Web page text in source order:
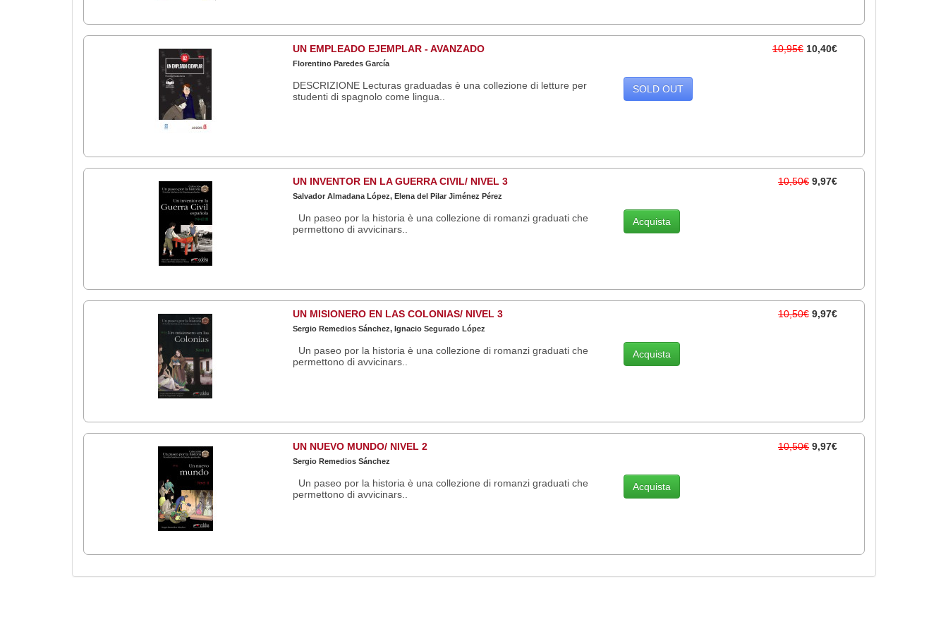
UN EMPLEADO EJEMPLAR - AVANZADO
Florentino Paredes García
DESCRIZIONE Lecturas graduadas è una collezione di letture per
studenti di spagnolo come lingua..
10,95€ 10,40€
SOLD OUT
UN INVENTOR EN LA GUERRA CIVIL/ NIVEL 3
Salvador Almadana López, Elena del Pilar Jiménez Pérez
Un paseo por la historia è una collezione di romanzi graduati che
permettono di avvicinars..
10,50€ 9,97€
Acquista
UN MISIONERO EN LAS COLONIAS/ NIVEL 3
Sergio Remedios Sánchez, Ignacio Segurado López
Un paseo por la historia è una collezione di romanzi graduati che
permettono di avvicinars..
10,50€ 9,97€
Acquista
UN NUEVO MUNDO/ NIVEL 2
Sergio Remedios Sánchez
Un paseo por la historia è una collezione di romanzi graduati che
permettono di avvicinars..
10,50€ 9,97€
Acquista